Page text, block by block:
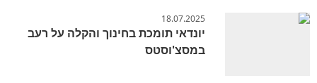
18.07.2025
יונדאי תומכת בחינוך והקלה על רעב
במסצ'וסטס